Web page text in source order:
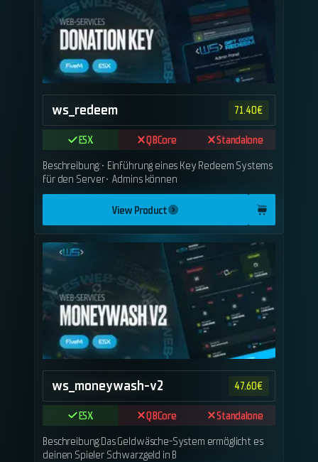
ws_redeem 71.40€
ESX QBCore
Standalone
Beschreibung:• Einführung eines Key Redeem Systems
für den Server• Admins können
View Product
ws_moneywash-v2 47.60€
ESX QBCore
Standalone
Beschreibung:Das Geldwäsche-System ermöglicht es
deinen Spieler Schwarzgeld in B